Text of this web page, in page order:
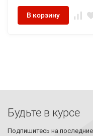
В корзину
Будьте в курсе
Подпишитесь на